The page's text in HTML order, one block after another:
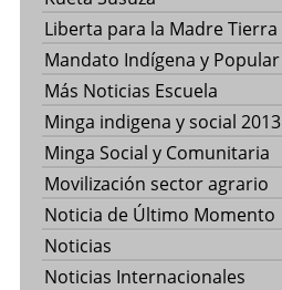
Liberta para la Madre Tierra
Mandato Indígena y Popular
Más Noticias Escuela
Minga indigena y social 2013
Minga Social y Comunitaria
Movilización sector agrario
Noticia de Último Momento
Noticias
Noticias Internacionales